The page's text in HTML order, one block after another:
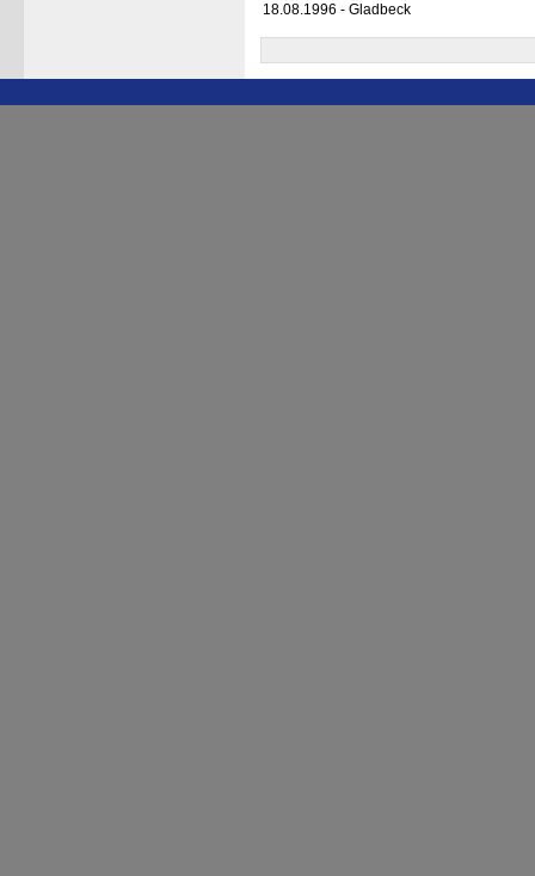
18.08.1996 - Gladbeck